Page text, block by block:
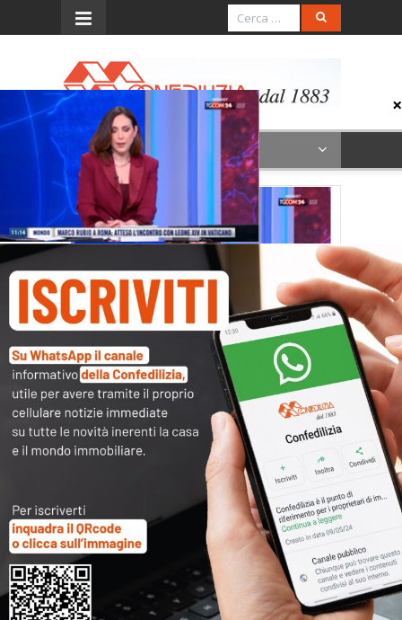
Menu
7.5.26_TGCOM24_11
Articoli collegati